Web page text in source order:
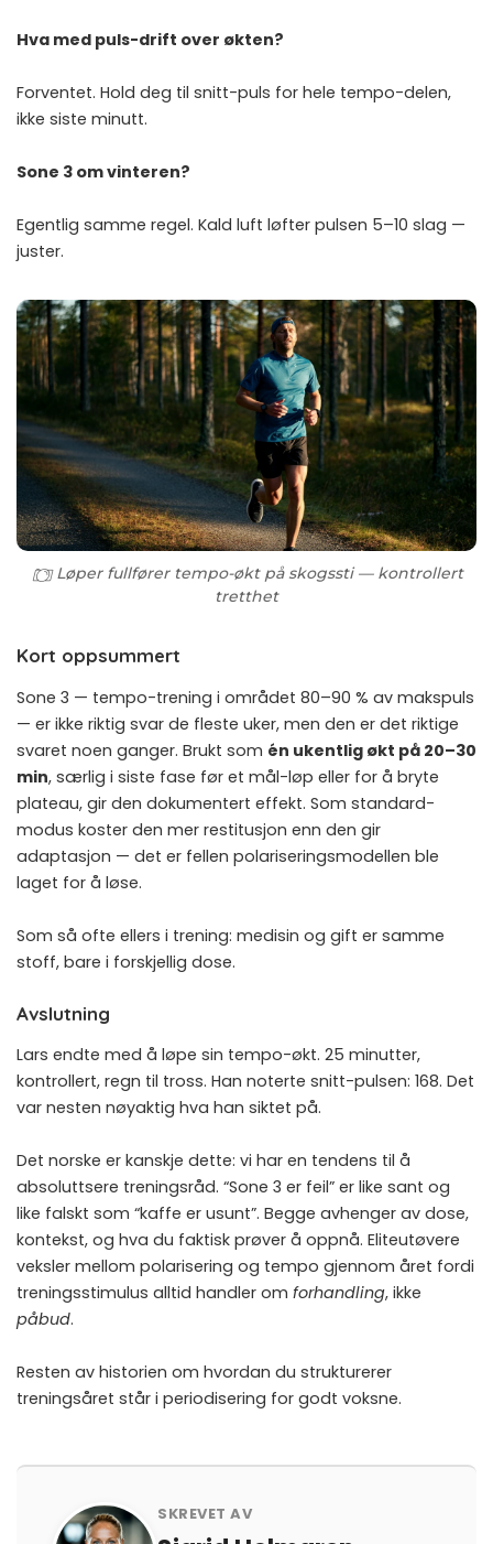
Hva med puls-drift over økten?
Forventet. Hold deg til snitt-puls for hele tempo-delen,
ikke siste minutt.
Sone 3 om vinteren?
Egentlig samme regel. Kald luft løfter pulsen 5–10 slag —
juster.
Løper fullfører tempo-økt på skogssti — kontrollert
tretthet
Kort oppsummert
Sone 3 — tempo-trening i området 80–90 % av makspuls
— er ikke riktig svar de fleste uker, men den er det riktige
svaret noen ganger. Brukt som én ukentlig økt på 20–30
min, særlig i siste fase før et mål-løp eller for å bryte
plateau, gir den dokumentert effekt. Som standard-
modus koster den mer restitusjon enn den gir
adaptasjon — det er fellen polariseringsmodellen ble
laget for å løse.
Som så ofte ellers i trening: medisin og gift er samme
stoff, bare i forskjellig dose.
Avslutning
Lars endte med å løpe sin tempo-økt. 25 minutter,
kontrollert, regn til tross. Han noterte snitt-pulsen: 168. Det
var nesten nøyaktig hva han siktet på.
Det norske er kanskje dette: vi har en tendens til å
absoluttsere treningsråd. “Sone 3 er feil” er like sant og
like falskt som “kaffe er usunt”. Begge avhenger av dose,
kontekst, og hva du faktisk prøver å oppnå. Eliteutøvere
veksler mellom polarisering og tempo gjennom året fordi
treningsstimulus alltid handler om forhandling, ikke
påbud.
Resten av historien om hvordan du strukturerer
treningsåret står i periodisering for godt voksne.
SKREVET AV